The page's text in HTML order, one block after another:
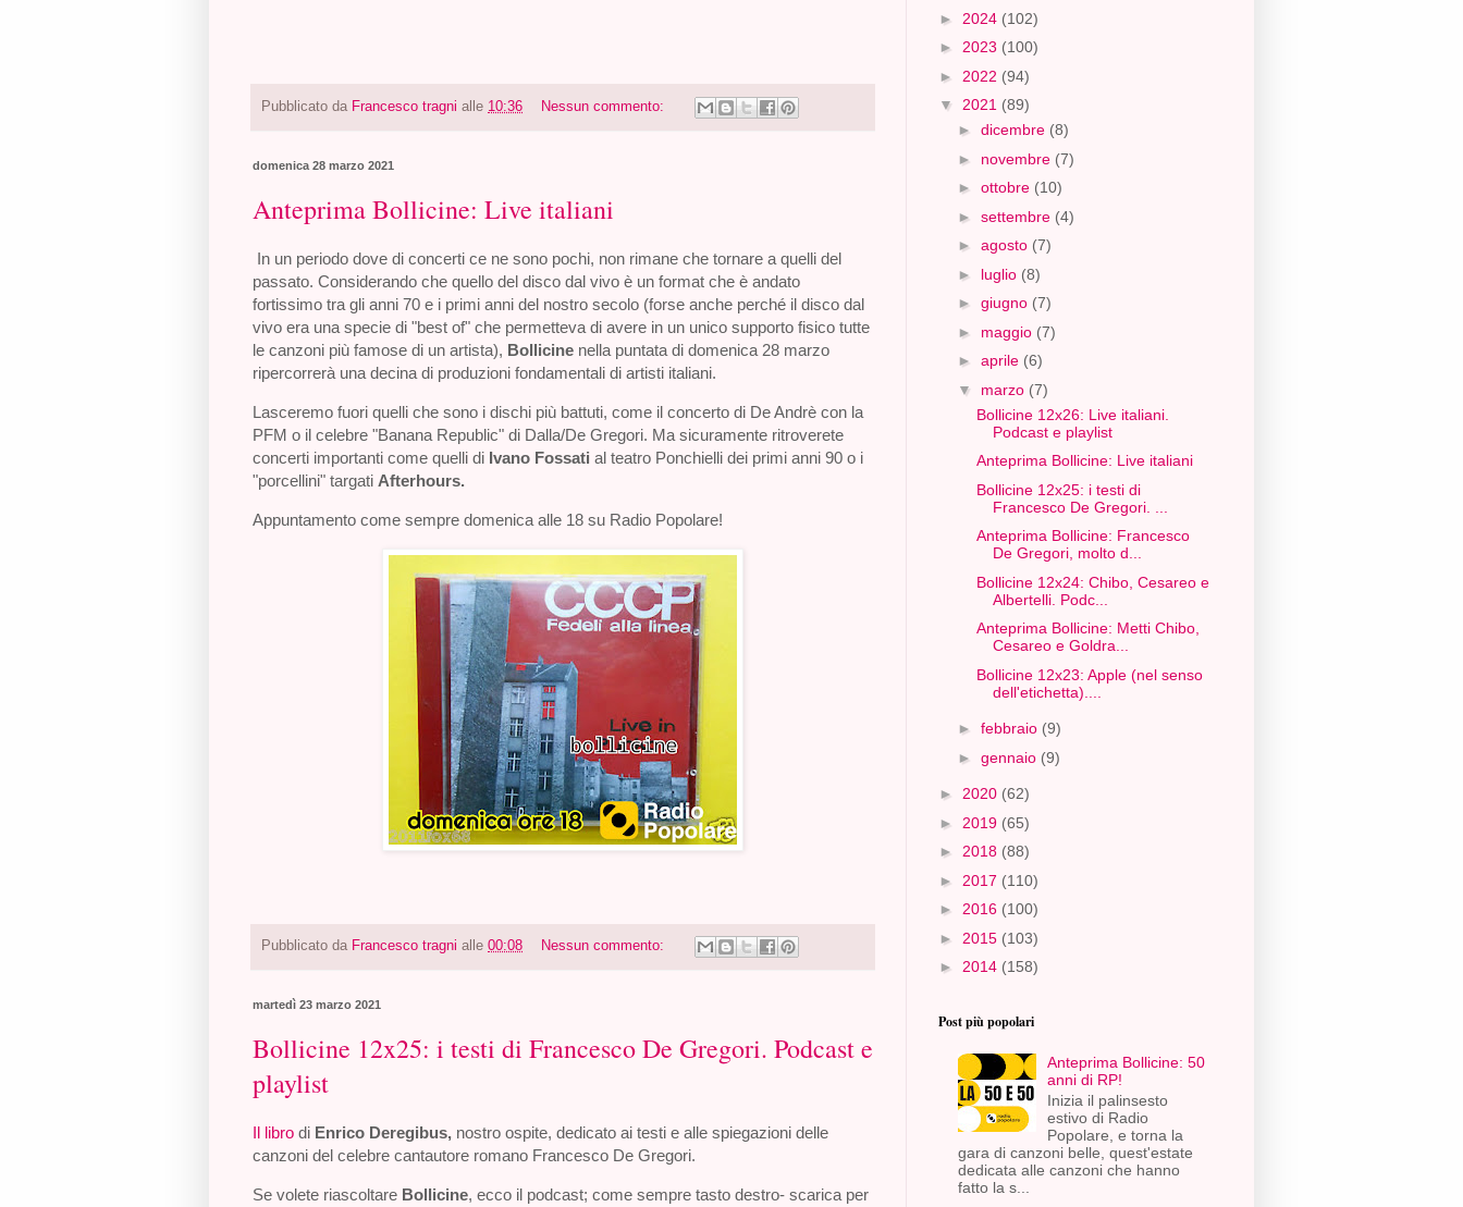
Pubblicato da Francesco tragni alle 10:36 Nessun commento:
domenica 28 marzo 2021
Anteprima Bollicine: Live italiani
In un periodo dove di concerti ce ne sono pochi, non rimane che tornare a quelli del
passato. Considerando che quello del disco dal vivo è un format che è andato
fortissimo tra gli anni 70 e i primi anni del nostro secolo (forse anche perché il disco dal
vivo era una specie di "best of" che permetteva di avere in un unico supporto fisico tutte
le canzoni più famose di un artista), Bollicine nella puntata di domenica 28 marzo
ripercorrerà una decina di produzioni fondamentali di artisti italiani.
Lasceremo fuori quelli che sono i dischi più battuti, come il concerto di De Andrè con la
PFM o il celebre "Banana Republic" di Dalla/De Gregori. Ma sicuramente ritroverete
concerti importanti come quelli di Ivano Fossati al teatro Ponchielli dei primi anni 90 o i
"porcellini" targati Afterhours.
Appuntamento come sempre domenica alle 18 su Radio Popolare!
Pubblicato da Francesco tragni alle 00:08 Nessun commento:
martedì 23 marzo 2021
Bollicine 12x25: i testi di Francesco De Gregori. Podcast e
playlist
Il libro di Enrico Deregibus, nostro ospite, dedicato ai testi e alle spiegazioni delle
canzoni del celebre cantautore romano Francesco De Gregori.
Se volete riascoltare Bollicine, ecco il podcast; come sempre tasto destro- scarica per
► 2024 (102)
► 2023 (100)
► 2022 (94)
▼ 2021 (89)
► dicembre (8)
► novembre (7)
► ottobre (10)
► settembre (4)
► agosto (7)
► luglio (8)
► giugno (7)
► maggio (7)
► aprile (6)
▼ marzo (7)
Bollicine 12x26: Live italiani.
Podcast e playlist
Anteprima Bollicine: Live italiani
Bollicine 12x25: i testi di
Francesco De Gregori. ...
Anteprima Bollicine: Francesco
De Gregori, molto d...
Bollicine 12x24: Chibo, Cesareo e
Albertelli. Podc...
Anteprima Bollicine: Metti Chibo,
Cesareo e Goldra...
Bollicine 12x23: Apple (nel senso
dell'etichetta)....
► febbraio (9)
► gennaio (9)
► 2020 (62)
► 2019 (65)
► 2018 (88)
► 2017 (110)
► 2016 (100)
► 2015 (103)
► 2014 (158)
Post più popolari
Anteprima Bollicine: 50
anni di RP!
Inizia il palinsesto
estivo di Radio
Popolare, e torna la
gara di canzoni belle, quest'estate
dedicata alle canzoni che hanno
fatto la s...